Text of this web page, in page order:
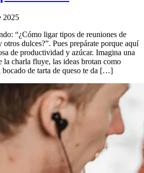
2025
“¿Cómo ligar tipos de reuniones de
otros dulces?”. Pues prepárate porque aquí
de productividad y azúcar. Imagina una
la charla fluye, las ideas brotan como
bocado de tarta de queso te da […]